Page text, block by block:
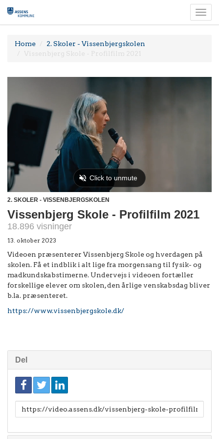
Home
2. Skoler - Vissenbjergskolen
Vissenbjerg Skole - Profilfilm 2021
2. SKOLER - VISSENBJERGSKOLEN
Vissenbjerg Skole - Profilfilm 2021
18.896 visninger
13. oktober 2023
Videoen præsenterer Vissenbjerg Skole og hverdagen på
skolen. Få et indblik i alt lige fra morgensang til fysik- og
madkundskabstimerne. Undervejs i videoen fortæller
forskellige elever om skolen, den årlige venskabsdag bliver
b.la. præsenteret.
https://www.vissenbjergskole.dk/
Del
Link